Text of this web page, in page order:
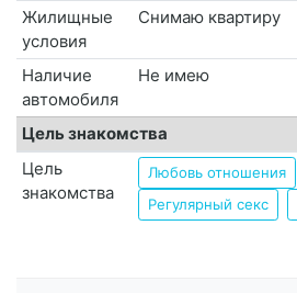
Жилищные
условия
Снимаю квартиру
Наличие
автомобиля
Не имею
Цель знакомства
Цель
знакомства
Любовь отношения
Регулярный секс